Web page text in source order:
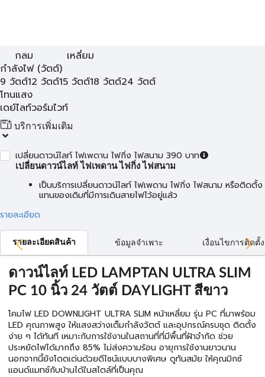
กลม
เหลี่ยม
กำลังไฟ (วัตต์)
9 วัตต์12 วัตต์15 วัตต์18 วัตต์24 วัตต์
โทนแสง
เดย์ไลท์วอร์มไวท์
บริการเพิ่มเติม
เปลี่ยนดาวน์ไลท์ ไฟเพดาน ไฟกิ่ง ไฟสนาม 390 บาท
เปลี่ยนดาวน์ไลท์ ไฟเพดาน ไฟกิ่ง ไฟสนาม
เป็นบริการเปลี่ยนดาวน์ไลท์ ไฟเพดาน ไฟกิ่ง ไฟสนาม หรือติดตั้ง
แทนของเดิมที่มีการเดินสายไฟไว้อยู่แล้ว
รายละเอียด
รายละเอียดสินค้า ข้อมูลจำเพาะ เงื่อนไขการติดตั้ง
ดาวน์ไลท์ LED LAMPTAN ULTRA SLIM
PC 10 นิ้ว 24 วัตต์ DAYLIGHT สีขาว
โคมไฟ LED DOWNLIGHT ULTRA SLIM หน้าเหลี่ยม รุ่น PC ที่มาพร้อม
LED คุณภาพสูง ให้แสงสว่างเต็มกำลังวัตต์ และอุปกรณ์ครบชุด ติดตั้ง
ง่าย ๆ ได้ทันที เหมาะกับการใช้งานในสถานที่ที่มีพื้นที่ฝ้าจำกัด ช่วย
ประหยัดไฟได้มากถึง 85% ไม่ส่งความร้อน อายุการใช้งานยาวนาน
นอกจากนี้ยังโดดเด่นด้วยดีไซน์แบบบางพิเศษ ดูทันสมัย ให้คุณมิกซ์
แอนด์แมทช์กับบ้านได้ในสไตล์ที่เป็นคุณ